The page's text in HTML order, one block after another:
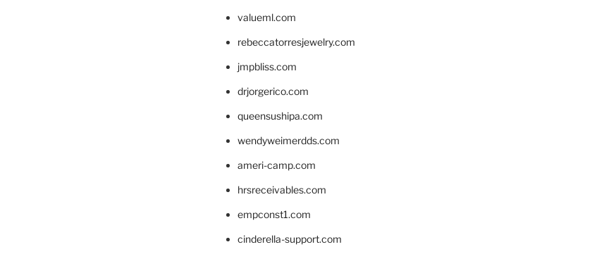
valueml.com
rebeccatorresjewelry.com
jmpbliss.com
drjorgerico.com
queensushipa.com
wendyweimerdds.com
ameri-camp.com
hrsreceivables.com
empconst1.com
cinderella-support.com